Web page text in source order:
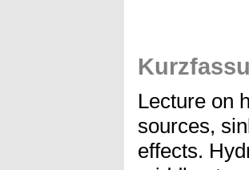
Lecture on
sources,
effects.